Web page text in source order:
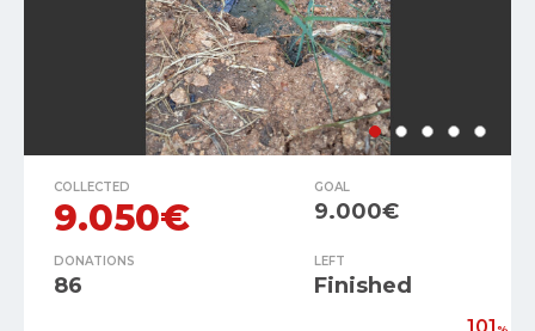
COLLECTED
9.050€
GOAL
9.000€
DONATIONS
86
LEFT
Finished